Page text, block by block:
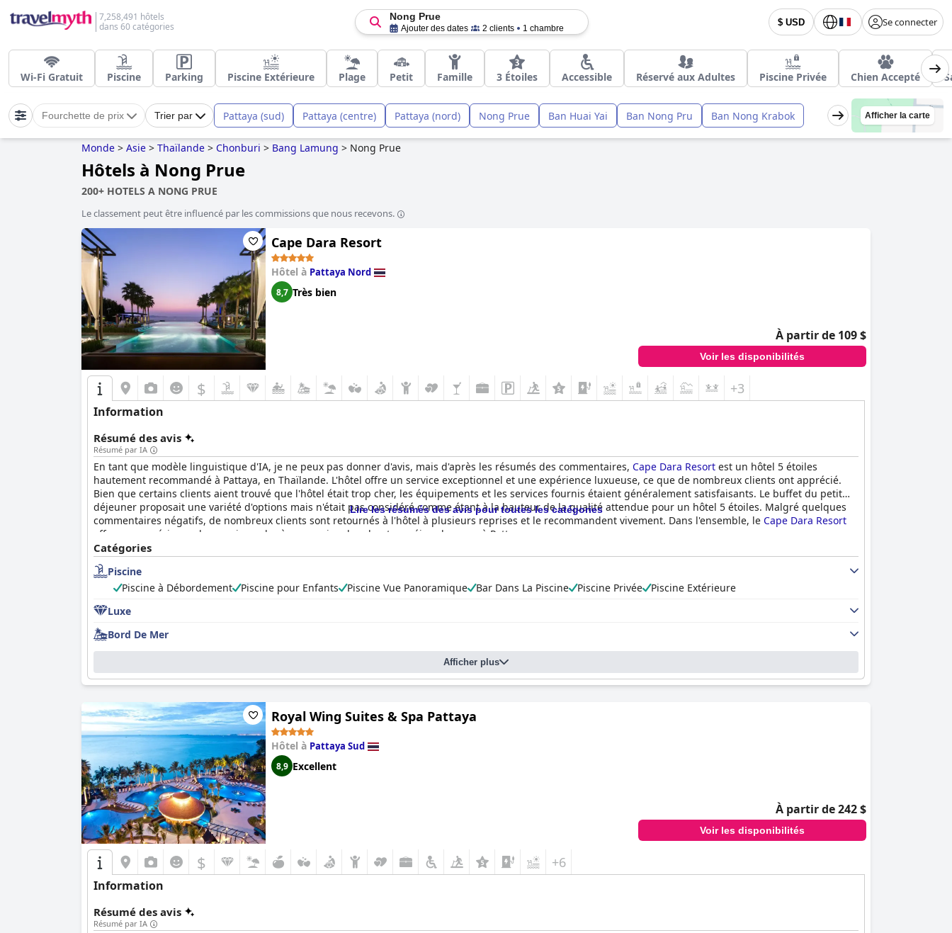
7,258,491 hôtels
dans 60 catégories
$ USD Se connecter
Nong Prue
Ajouter des dates 2 clients 1 chambre
Wi-Fi Gratuit Piscine Parking Piscine Extérieure Plage Petit Famille 3 Étoiles Accessible Réservé aux Adultes Piscine Privée Chien Accepté
Fourchette de prix Trier par Pattaya (sud) Pattaya (centre) Pattaya (nord) Nong Prue Ban Huai Yai Ban Nong Pru Ban Nong Krabok Afficher la carte
Monde > Asie > Thaïlande > Chonburi > Bang Lamung > Nong Prue
Hôtels à Nong Prue
200+ HOTELS A NONG PRUE
Le classement peut être influencé par les commissions que nous recevons.
Cape Dara Resort
Hôtel à Pattaya Nord
8,7 Très bien
À partir de 109 $
Voir les disponibilités
$ +3
Information
Résumé des avis
Résumé par IA
En tant que modèle linguistique d'IA, je ne peux pas donner d'avis, mais d'après les résumés des commentaires, Cape Dara Resort est un hôtel 5 étoiles
hautement recommandé à Pattaya, en Thaïlande. L'hôtel offre un service exceptionnel et une expérience luxueuse, ce que de nombreux clients ont apprécié.
Bien que certains clients aient trouvé que l'hôtel était trop cher, les équipements et les services fournis étaient généralement satisfaisants. Le buffet du petit
déjeuner proposait une variété d'options mais n'était pas considéré comme étant à la hauteur de la qualité attendue pour un hôtel 5 étoiles. Malgré quelques
commentaires négatifs, de nombreux clients sont retournés à l'hôtel à plusieurs reprises et le recommandent vivement. Dans l'ensemble, le Cape Dara Resort
offre une expérience de premier ordre à ceux qui recherchent un séjour luxueux à Pattaya.
Lire les résumés des avis pour toutes les catégories
Catégories
Piscine
Piscine à Débordement
Piscine pour Enfants Piscine Vue Panoramique Bar Dans La Piscine Piscine Privée
Piscine Extérieure
Luxe
Bord De Mer
Afficher plus
Royal Wing Suites & Spa Pattaya
Hôtel à Pattaya Sud
8,9 Excellent
À partir de 242 $
Voir les disponibilités
$ +6
Information
Résumé des avis
Résumé par IA